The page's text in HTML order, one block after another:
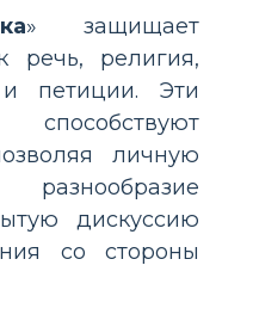
» защищает
речь, религия,
петиции. Эти
личную
разнообразие
дискуссию
со стороны